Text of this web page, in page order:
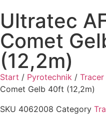
Ultratec
Comet
(12,2m)
Start / Pyrotechnik /
Comet Gelb 40ft (12,2m)
SKU 4062008 Category